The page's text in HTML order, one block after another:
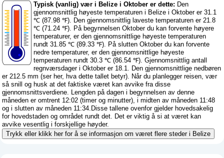
Typisk (vanlig) vær i Belize i Oktober er dette: Den
gjennomsnittlig høyeste temperaturen i Belize i Oktober er 31.1
℃ (87.98 ℉). Den gjennomsnittlig laveste temperaturen er 21.8
℃ (71.24 ℉). På begynnelsen Oktober du kan forvente høyere
temperaturer, er den gjennomsnittlige høyeste temperaturen
rundt 31.85 ℃ (89.33 ℉). På slutten Oktober du kan forvente
nedre temperaturer, er den gjennomsnittlige høyeste
temperaturen rundt 30.3 ℃ (86.54 ℉). Gjennomsnittlig antall
regnværsdager i Oktober er 18.1. Den gjennomsnittlige nedbøren
er 212.5 mm (ser her, hva dette tallet betyr). Når du planlegger reisen, vær
så snill og husk at det faktiske været kan avvike fra disse
gjennomsnittsverdiene. Lengden på dagen i begynnelsen av denne
måneden er omtrent 12:02 (timer og minutter), i midten av måneden 11:48
og i slutten av måneden 11:34.Disse tallene ovenfor gjelder hovedsakelig
for hovedstaden og området rundt det. Det er viktig å si at været kan
avvike vesentlig i forskjellige høyder.
Trykk eller klikk her for å se informasjon om været flere steder i Belize